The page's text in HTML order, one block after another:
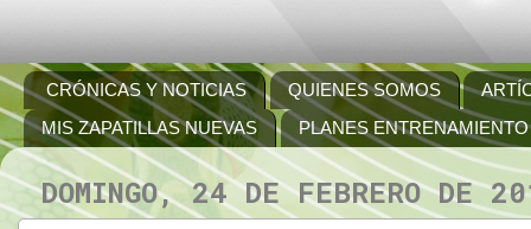
CRÓNICAS Y NOTICIAS QUIENES SOMOS
MIS ZAPATILLAS NUEVAS
PLANES ENTRENAMIENTO
DOMINGO, 24 DE FEBRERO DE